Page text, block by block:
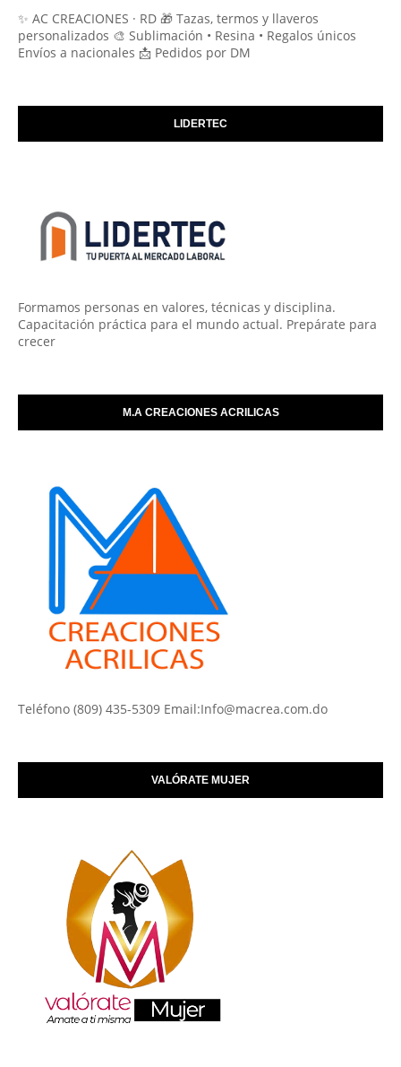
✨ AC CREACIONES · RD 🎁 Tazas, termos y llaveros
personalizados 🎨 Sublimación • Resina • Regalos únicos
Envíos a nacionales 📩 Pedidos por DM
LIDERTEC
Formamos personas en valores, técnicas y disciplina.
Capacitación práctica para el mundo actual. Prepárate para
crecer
M.A CREACIONES ACRILICAS
Teléfono (809) 435-5309 Email:Info@macrea.com.do
VALÓRATE MUJER